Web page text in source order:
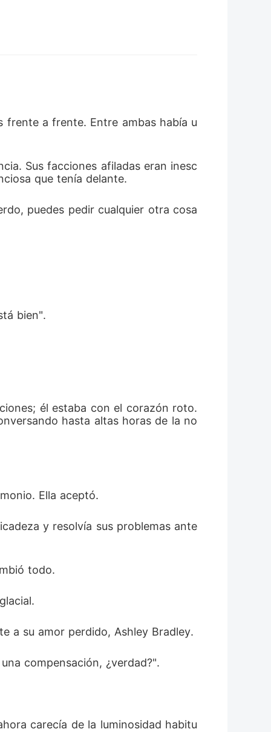
frente a frente. Entre ambas había u
Sus facciones afiladas eran inesc
que tenía delante.
puedes pedir cualquier otra cosa
bien".
él estaba con el corazón roto.
hasta altas horas de la no
Ella aceptó.
y resolvía sus problemas ante
todo.
a su amor perdido, Ashley Bradley.
compensación, ¿verdad?".
carecía de la luminosidad habitu